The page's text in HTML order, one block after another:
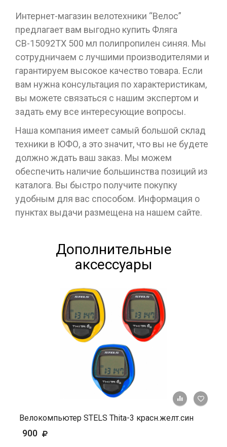
Интернет-магазин велотехники “Велос”
предлагает вам выгодно купить Фляга
СВ-15092ТХ 500 мл полипропилен синяя. Мы
сотрудничаем с лучшими производителями и
гарантируем высокое качество товара. Если
вам нужна консультация по характеристикам,
вы можете связаться с нашим экспертом и
задать ему все интересующие вопросы.
Наша компания имеет самый большой склад
техники в ЮФО, а это значит, что вы не будете
должно ждать ваш заказ. Мы можем
обеспечить наличие большинства позиций из
каталога. Вы быстро получите покупку
удобным для вас способом. Информация о
пунктах выдачи размещена на нашем сайте.
Дополнительные
аксессуары
+ К
Велокомпьютер STELS Thita-3 красн.желт.син
900